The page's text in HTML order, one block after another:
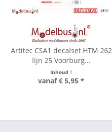
Artitec CSA1 decalset HTM 262
lijn 25 Voorburg...
Inhoud 1
vanaf € 5,95 *